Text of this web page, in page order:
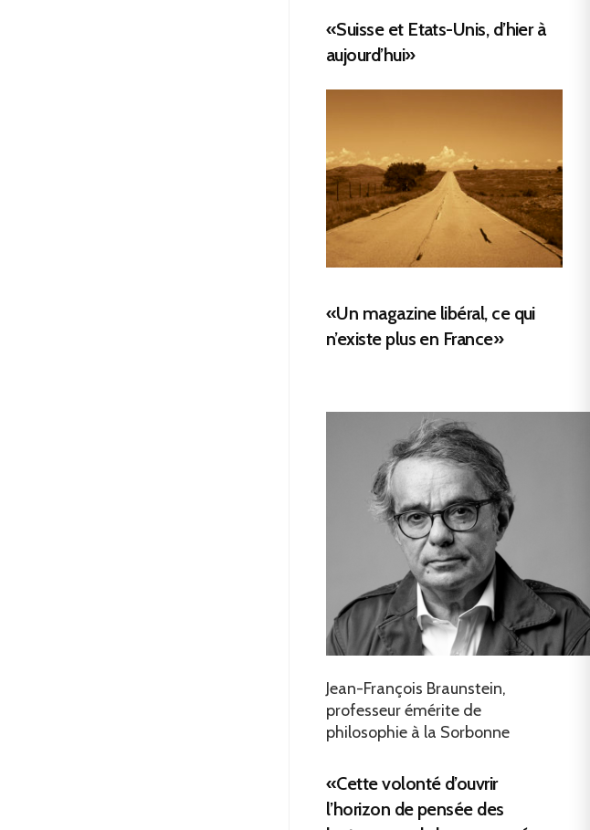
«Suisse et Etats-Unis, d’hier à
aujourd’hui»
«Un magazine libéral, ce qui
n’existe plus en France»
Jean-François Braunstein,
professeur émérite de
philosophie à la Sorbonne
«Cette volonté d’ouvrir
l’horizon de pensée des